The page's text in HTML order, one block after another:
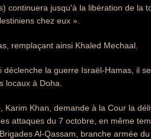
continuera jusqu'à la libération de la
chez eux ».
remplaçant ainsi Khaled Mechaal.
la guerre Israël-Hamas, il
locaux à Doha.
Khan, demande à la Cour la
attaques du 7 octobre, en même
Al-Qassam, branche armée